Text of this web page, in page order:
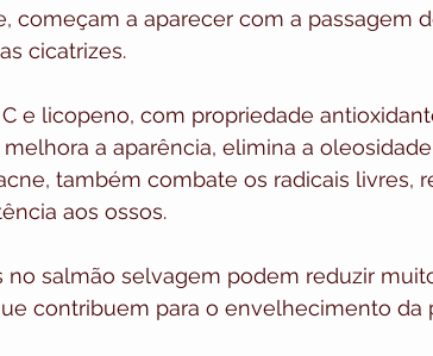
começam a aparecer com a passagem
cicatrizes.
e licopeno, com propriedade
a aparência, elimina a
também combate os radicais livres,
aos ossos.
no salmão selvagem podem reduzir
contribuem para o envelhecimento da